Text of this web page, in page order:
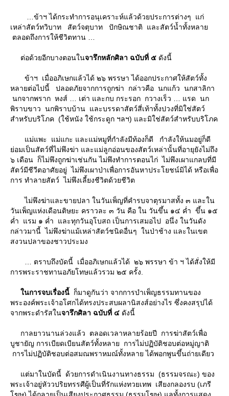
ข้าฯ ได้กระทำการอนุเคราะห์แล้วด้วยประการต่างๆ แก่
เหล่าสัตว์ทวิบาท สัตว์จตุบาท ปักษิณชาติ และสัตว์น้ำทั้งหลา
ตลอดถึงการให้ชีวิตทาน
ต่อด้วยอีกบางตอนในจารึกหลักศิลา ฉบับที่ ๕ ดังนี้
ข้าฯ เมื่ออภิเษกแล้วได้ ๒๖ พรรษา ได้ออกประกาศให้สัตว์ทั้ง
หลายต่อไปนี้ ปลอดภัยจากการถูกฆ่า กล่าวคือ นกแก้ว นกสาลิกา
นกจากพราก หงส์ … เต่า และกบ กระรอก กวางเร็ว … แรด นก
พิราบขาว นกพิราบบ้าน และบรรดาสัตว์สี่เท้าทั้งปวงที่มิใช่สัตว์
สำหรับบริโภค (ใช้หนัง ใช้กระดูก ฯลฯ) และมิใช่สัตว์สำหรับบริโภค
ม่แพะ แม่แกะ และแม่หมูที่กำลังมีท้องก็ดี กำลังให้นมอยู่ก็ดี
่อมเป็นสัตว์ที่ไม่พึงฆ่า และแม่ลูกอ่อนของสัตว์เหล่านั้นที่อายุยังไม่ถึง
๖ เดือน ก็ไม่พึงถูกฆ่าเช่นกัน ไม่พึงทำการตอนไก่ ไม่พึงเผาแกลบที่มี
สัตว์มีชีวีตอาศัยอยู่ ไม่พึงเผาป่าเพื่อการอันหาประโยชน์มิได้ หรือเพื่อ
การ ทำลายสัตว์ ไม่พึงเลี้ยงชีวิตด้วยชีวิต
ไม่พึงฆ่าและขายปลา ในวันเพ็ญที่คำรบจาตุรมาสทั้ง ๓ และใน
วันเพ็ญแห่งเดือนติษยะ คราวละ ๓ วัน คือ ใน วันขึ้น ๑๔ ค่ำ ขึ้น ๑๕
ค่ำ แรม ๑ ค่ำ และทุกวันอุโบสถ เป็นการเสมอไป อนึ่ง ในวันดัง
กล่าวมานี้ ไม่พึงฆ่าแม้เหล่าสัตว์ชนิดอื่นๆ ในป่าช้าง และในเขต
สงวนปลาของชาวประมง
ตราบถึงบัดนี้ เมื่ออภิเษกแล้วได้ ๒๖ พรรษา ข้า ฯ ได้สั่งให้มี
การพระราชทานอภัยโทษแล้วรวม ๒๕ ครั้ง.
นการจบเรื่องนี้ ก็มาดูกันว่า จากการบำเพ็ญธรรมทานของ
พระองค์พระเจ้าอโศกได้ทรงประสบผลานิสงส์อย่างไร ซึ่งคงสรุปได้
จากพระดำรัสในจารึกศิลา ฉบับที่ ๔ ดังนี้
กาลยาวนานล่วงแล้ว ตลอดเวลาหลายร้อยปี การฆ่าสัตว์เพื่อ
บูชายัญ การเบียดเบียนสัตว์ทั้งหลาย การไม่ปฏิบัติชอบต่อหมู่ญาติ
การไม่ปฏิบัติชอบต่อสมณพราหมณ์ทั้งหลาย ได้พอกพูนขึ้นถ่ายเดียว
ต่มาในบัดนี้ ด้วยการดำเนินงานทางธรรม (ธรรมจรณะ) ของ
พระเจ้าอยู่หัววปริยทรรศีผู้เป็นที่รักแห่งทวยเทพ เสียงกลองรบ (เภรี